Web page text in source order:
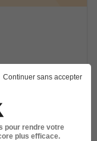
Continuer sans accepter
pour rendre votre
plus efficace.